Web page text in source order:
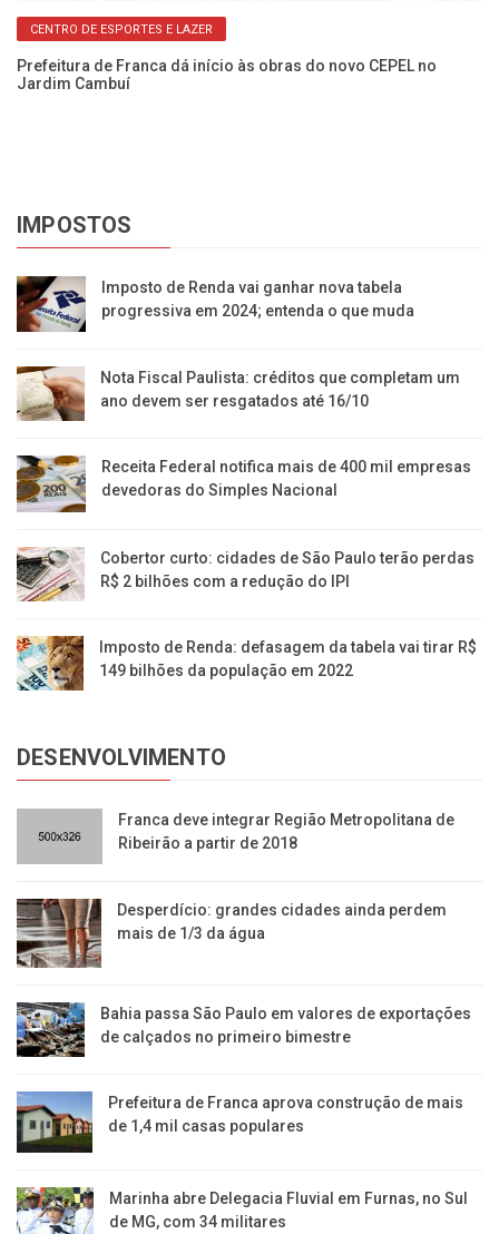
CENTRO DE ESPORTES E LAZER
Prefeitura de Franca dá início às obras do novo CEPEL no
Jardim Cambuí
IMPOSTOS
Imposto de Renda vai ganhar nova tabela
progressiva em 2024; entenda o que muda
Nota Fiscal Paulista: créditos que completam um
ano devem ser resgatados até 16/10
Receita Federal notifica mais de 400 mil empresas
devedoras do Simples Nacional
Cobertor curto: cidades de São Paulo terão perdas
R$ 2 bilhões com a redução do IPI
Imposto de Renda: defasagem da tabela vai tirar R$
149 bilhões da população em 2022
DESENVOLVIMENTO
Franca deve integrar Região Metropolitana de
Ribeirão a partir de 2018
Desperdício: grandes cidades ainda perdem
mais de 1/3 da água
Bahia passa São Paulo em valores de exportações
de calçados no primeiro bimestre
Prefeitura de Franca aprova construção de mais
de 1,4 mil casas populares
Marinha abre Delegacia Fluvial em Furnas, no Sul
de MG, com 34 militares